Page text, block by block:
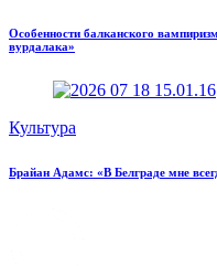
Особенности балканского
вурдалака»
Культура
Брайан Адамс: «В Белграде мне